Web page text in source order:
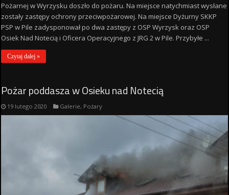
Pożarnej w Wyrzysku doszło do pożaru. Na miejsce natychmiast wysłane
zostały zastępy ochrony przeciwpożarowej. Na miejsce Dyżurny SKKP
PSP w Pile zadysponował po dwa zastępy z OSP Wyrzysk oraz OSP
Osiek Nad Notecią i Oficera Operacyjnego z JRG 2 w Pile. Przybyłe ...
Czytaj dalej »
Pożar poddasza w Osieku nad Notecią
19 lutego 2020 Galerie, Pożary